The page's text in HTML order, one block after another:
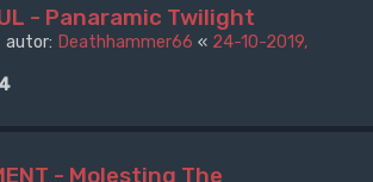
- Panaramic Twilight
Deathhammer66 « 24-10-2019,
4
- Molesting The